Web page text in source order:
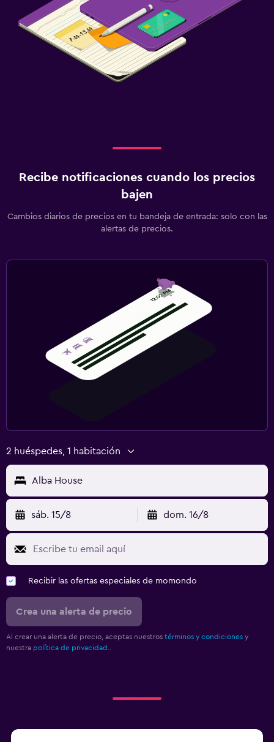
Recibe notificaciones cuando los precios
bajen
Cambios diarios de precios en tu bandeja de entrada: solo con las
alertas de precios.
2 huéspedes, 1 habitación
Alba House
sáb. 15/8 dom. 16/8
Recibir las ofertas especiales de momondo
Crea una alerta de precio
Al crear una alerta de precio, aceptas nuestros términos y condiciones y
nuestra política de privacidad.